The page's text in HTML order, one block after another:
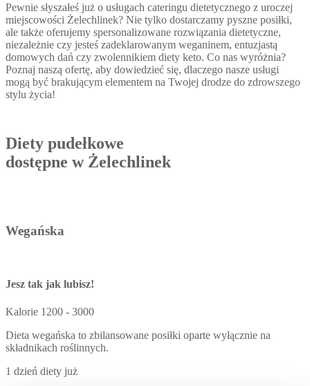
Pewnie słyszałeś już o usługach cateringu dietetycznego z uroczej
miejscowości Żelechlinek? Nie tylko dostarczamy pyszne posiłki,
ale także oferujemy spersonalizowane rozwiązania dietetyczne,
niezależnie czy jesteś zadeklarowanym weganinem, entuzjastą
domowych dań czy zwolennikiem diety keto. Co nas wyróżnia?
Poznaj naszą ofertę, aby dowiedzieć się, dlaczego nasze usługi
mogą być brakującym elementem na Twojej drodze do zdrowszego
stylu życia!
Diety pudełkowe
dostępne w Żelechlinek
Wegańska
Jesz tak jak lubisz!
Kalorie 1200 - 3000
Dieta wegańska to zbilansowane posiłki oparte wyłącznie na
składnikach roślinnych.
1 dzień diety już